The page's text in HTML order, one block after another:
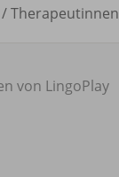
Therapeutinnen
von LingoPlay